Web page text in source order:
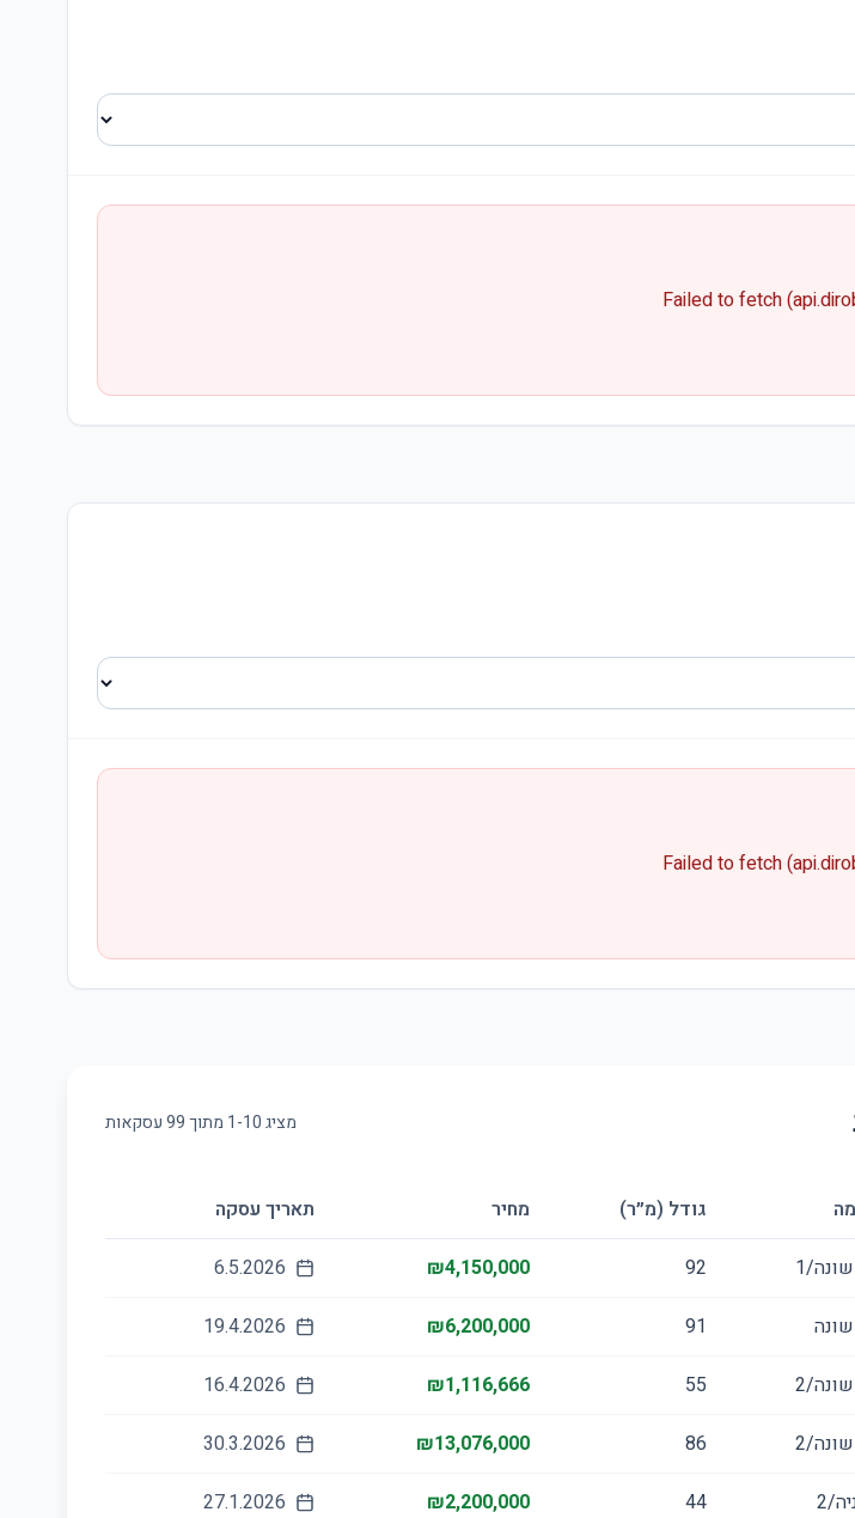
Failed to fetch
Failed to fetch
מציג 1-10 מתוך99עסקאות
גודל (מ״ר) מחיר תאריך עסקה
1
92
₪4,150,000
6.5.2026
91
₪6,200,000
19.4.2026
2
55
₪1,116,666
16.4.2026
2
86
₪13,076,000
30.3.2026
2
44
₪2,200,000
27.1.2026